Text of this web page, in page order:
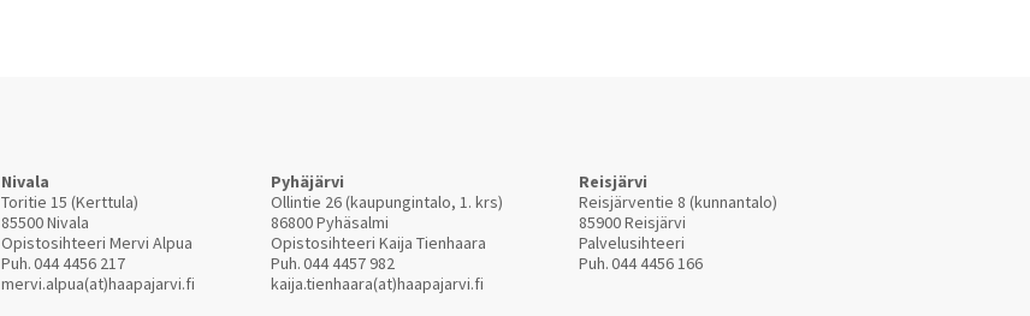
Nivala
Toritie 15 (Kerttula)
85500 Nivala
Opistosihteeri Mervi Alpua
Puh.044 4456 217
mervi.alpua(at)haapajarvi.fi
Pyhäjärvi
Ollintie 26 (kaupungintalo, 1. krs)
86800 Pyhäsalmi
Opistosihteeri Kaija Tienhaara
Puh.044 4457 982
kaija.tienhaara(at)haapajarvi.fi
Reisjärvi
Reisjärventie 8 (kunnantalo)
85900 Reisjärvi
Palvelusihteeri
Puh.044 4456 166